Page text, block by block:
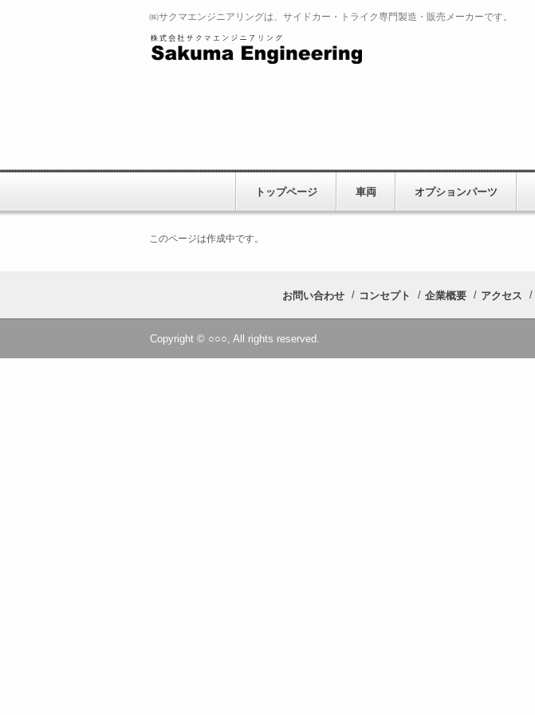
㈱サクマエンジニアリングは、サイドカー・トライク専門製造・販売メーカーです。
トップページ 車両 オプションパーツ
このページは作成中です。
お問い合わせ コンセプト 企業概要 アクセス
Copyright © ○○○, All rights reserved.